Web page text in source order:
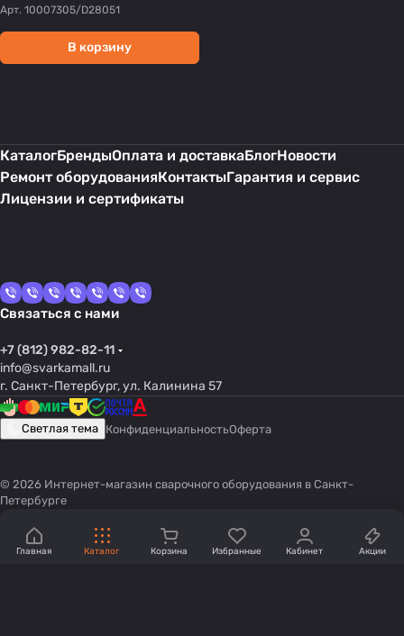
Арт. 10007305/D28051
В корзину
КаталогБрендыОплата и доставкаБлогНовости
Ремонт оборудованияКонтактыГарантия и сервис
Лицензии и сертификаты
Связаться с нами
+7 (812) 982-82-11
info@svarkamall.ru
г. Санкт-Петербург, ул. Калинина 57
Светлая тема КонфиденциальностьОферта
© 2026 Интернет-магазин сварочного оборудования в Санкт-
Петербурге
Главная Каталог Корзина Избранные Кабинет Акции